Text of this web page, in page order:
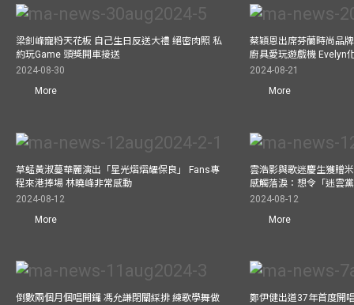
梁釗峰寵粉天花板 自己生日反送大禮 絕密肉照 私
約玩Game 頭獎開車接送
2024-08-30
More
蔡穎恩出席芬蘭時尚品
廚具愛玩遊戲機 Evelyn
2024-08-21
More
草蜢黃淑蔓華麗演出「星光熠熠耀保良」 Fans專
程來港捧場 林曉峰非常感動
2024-08-12
More
雲浩影與歌迷慶生獲贈
感觸落淚：想令「迷雲
2024-08-12
More
倒數兩個月個唱開鑼 馮允謙閉關綵排 練歌學舞做
鄭伊健出道37年首度開